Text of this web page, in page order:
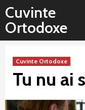
Sari
conținut
Cuvinte
Ortodoxe
Cuvinte Ortodoxe
Tu nu ai